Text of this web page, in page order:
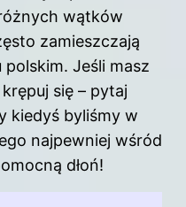
wątków
zamieszczają
Jeśli masz
się – pytaj
kiedyś byliśmy w
najpewniej wśród
dłoń!